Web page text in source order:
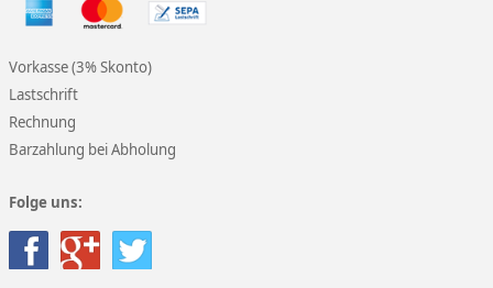
Vorkasse (3% Skonto)
Lastschrift
Rechnung
Barzahlung bei Abholung
Folge uns: